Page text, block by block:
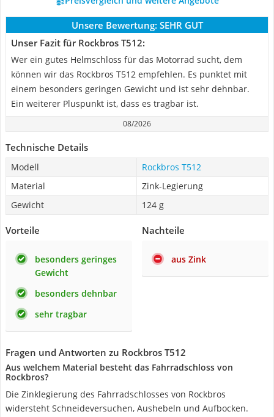
Unsere Bewertung: SEHR GUT
Unser Fazit für Rockbros T512:
Wer ein gutes Helmschloss für das Motorrad sucht, dem
können wir das Rockbros T512 empfehlen. Es punktet mit
einem besonders geringen Gewicht und ist sehr dehnbar.
Ein weiterer Pluspunkt ist, dass es tragbar ist.
08/2026
Technische Details
Modell
Rockbros T512
Material
Zink-Legierung
Gewicht
124 g
Vorteile
besonders geringes
Gewicht
besonders dehnbar
sehr tragbar
Nachteile
aus Zink
Fragen und Antworten zu Rockbros T512
Aus welchem Material besteht das Fahrradschloss von
Rockbros?
Die Zinklegierung des Fahrradschlosses von Rockbros
widersteht Schneideversuchen, Aushebeln und Aufbocken.